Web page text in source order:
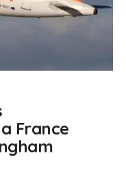
France